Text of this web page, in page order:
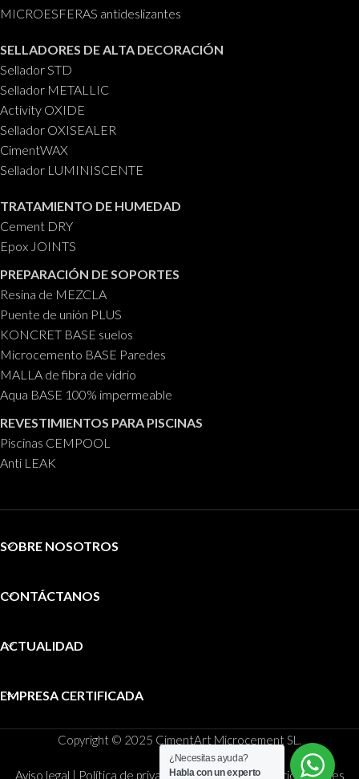
MICROESFERAS antideslizantes
SELLADORES DE ALTA DECORACIÓN
Sellador STD
Sellador METALLIC
Activity OXIDE
Sellador OXISEALER
CimentWAX
Sellador LUMINISCENTE
TRATAMIENTO DE HUMEDAD
Cement DRY
Epox JOINTS
PREPARACIÓN DE SOPORTES
Resina de MEZCLA
Puente de unión PLUS
KONCRET BASE suelos
Microcemento BASE Paredes
MALLA de fibra de vidrio
Aqua BASE 100% impermeable
REVESTIMIENTOS PARA PISCINAS
Piscinas CEMPOOL
Anti LEAK
SOBRE NOSOTROS
CONTÁCTANOS
ACTUALIDAD
EMPRESA CERTIFICADA
Copyright © 2025 CimentArt Microcement SL.
Aviso legal | Política de privacidad|Política de privacidad redes
¿Necesitas ayuda?
Habla con un experto